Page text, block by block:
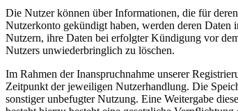
Die Nutzer können über Informationen, die für
Nutzerkonto gekündigt haben, werden deren
Nutzern, ihre Daten bei erfolgter Kündigung vor
Nutzers unwiederbringlich zu löschen.
Im Rahmen der Inanspruchnahme unserer
Zeitpunkt der jeweiligen Nutzerhandlung. Die
sonstiger unbefugter Nutzung. Eine Weitergabe